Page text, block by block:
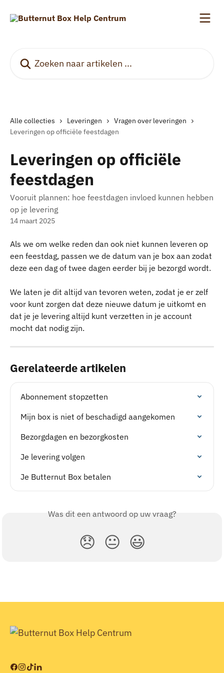
Alle collecties Leveringen
Vragen over leveringen
Leveringen op officiële feestdagen
Leveringen op officiële
feestdagen
Vooruit plannen: hoe feestdagen invloed kunnen hebben
op je levering
14 maart 2025
Als we om welke reden dan ook niet kunnen leveren op
een feestdag, passen we de datum van je box aan zodat
deze een dag of twee dagen eerder bij je bezorgd wordt.
We laten je dit altijd van tevoren weten, zodat je er zelf
voor kunt zorgen dat deze nieuwe datum je uitkomt en
dat je je levering altijd kunt verzetten in je account
mocht dat nodig zijn.
Gerelateerde artikelen
Abonnement stopzetten
Mijn box is niet of beschadigd aangekomen
Bezorgdagen en bezorgkosten
Je levering volgen
Je Butternut Box betalen
Was dit een antwoord op uw vraag?
😞 😐 😃